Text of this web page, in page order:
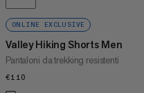
ONLINE EXCLUSIVE
Valley Hiking Shorts Men
Pantaloni da trekking resistenti
€110